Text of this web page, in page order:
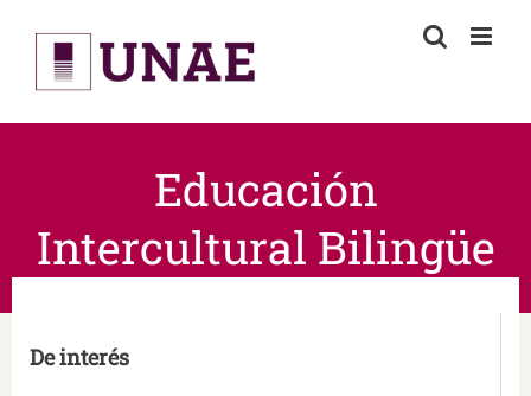
content
Educación
Intercultural Bilingüe
De interés